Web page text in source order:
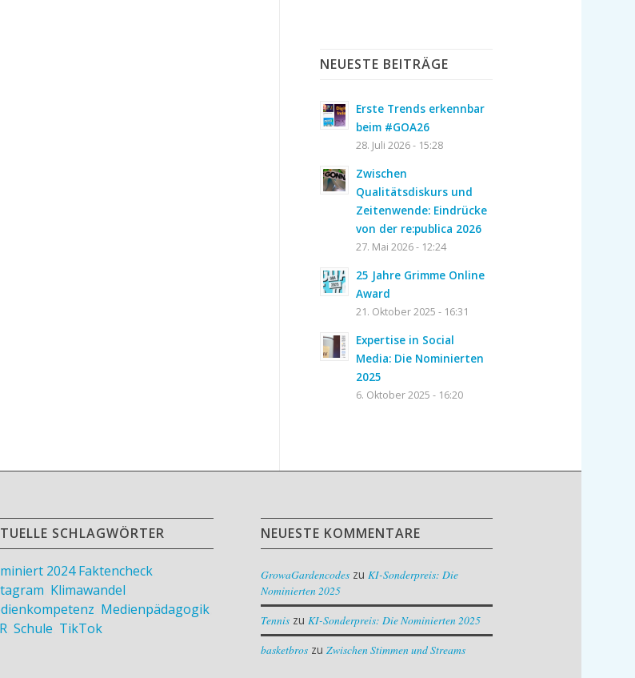
NEUESTE BEITRÄGE
Erste Trends erkennbar
beim #GOA26
28. Juli 2026 - 15:28
Zwischen
Qualitätsdiskurs und
Zeitenwende: Eindrücke
von der re:publica 2026
27. Mai 2026 - 12:24
25 Jahre Grimme Online
Award
21. Oktober 2025 - 16:31
Expertise in Social
Media: Die Nominierten
2025
6. Oktober 2025 - 16:20
SCHLAGWÖRTER
2024 Faktencheck,
Klimawandel
Medienpädagogik,
, Schule TikTok
NEUESTE KOMMENTARE
GrowaGardencodes zuKI-Sonderpreis: Die
Nominierten 2025
Tennis zuKI-Sonderpreis: Die Nominierten 2025
basketbros zuZwischen Stimmen und Streams